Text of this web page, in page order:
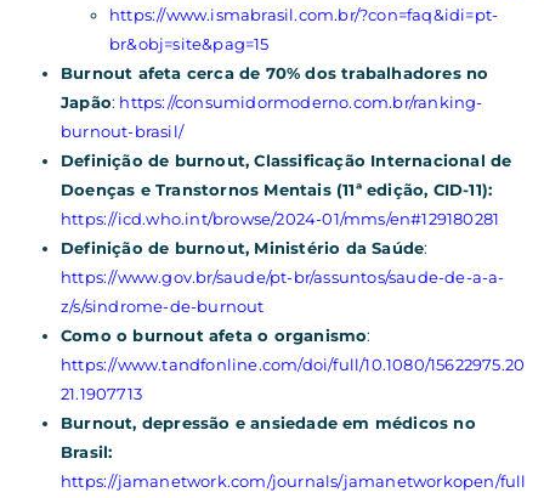
https://www.ismabrasil.com.br/?con=faq&idi=pt-
br&obj=site&pag=15
Burnout afeta cerca de 70% dos trabalhadores no
Japão: https://consumidormoderno.com.br/ranking-
burnout-brasil/
Definição de burnout, Classificação Internacional de
Doenças e Transtornos Mentais (11ª edição, CID-11):
https://icd.who.int/browse/2024-01/mms/en#129180281
Definição de burnout, Ministério da Saúde:
https://www.gov.br/saude/pt-br/assuntos/saude-de-a-a-
z/s/sindrome-de-burnout
Como o burnout afeta o organismo:
https://www.tandfonline.com/doi/full/10.1080/15622975.20
21.1907713
Burnout, depressão e ansiedade em médicos no
Brasil:
https://jamanetwork.com/journals/jamanetworkopen/full